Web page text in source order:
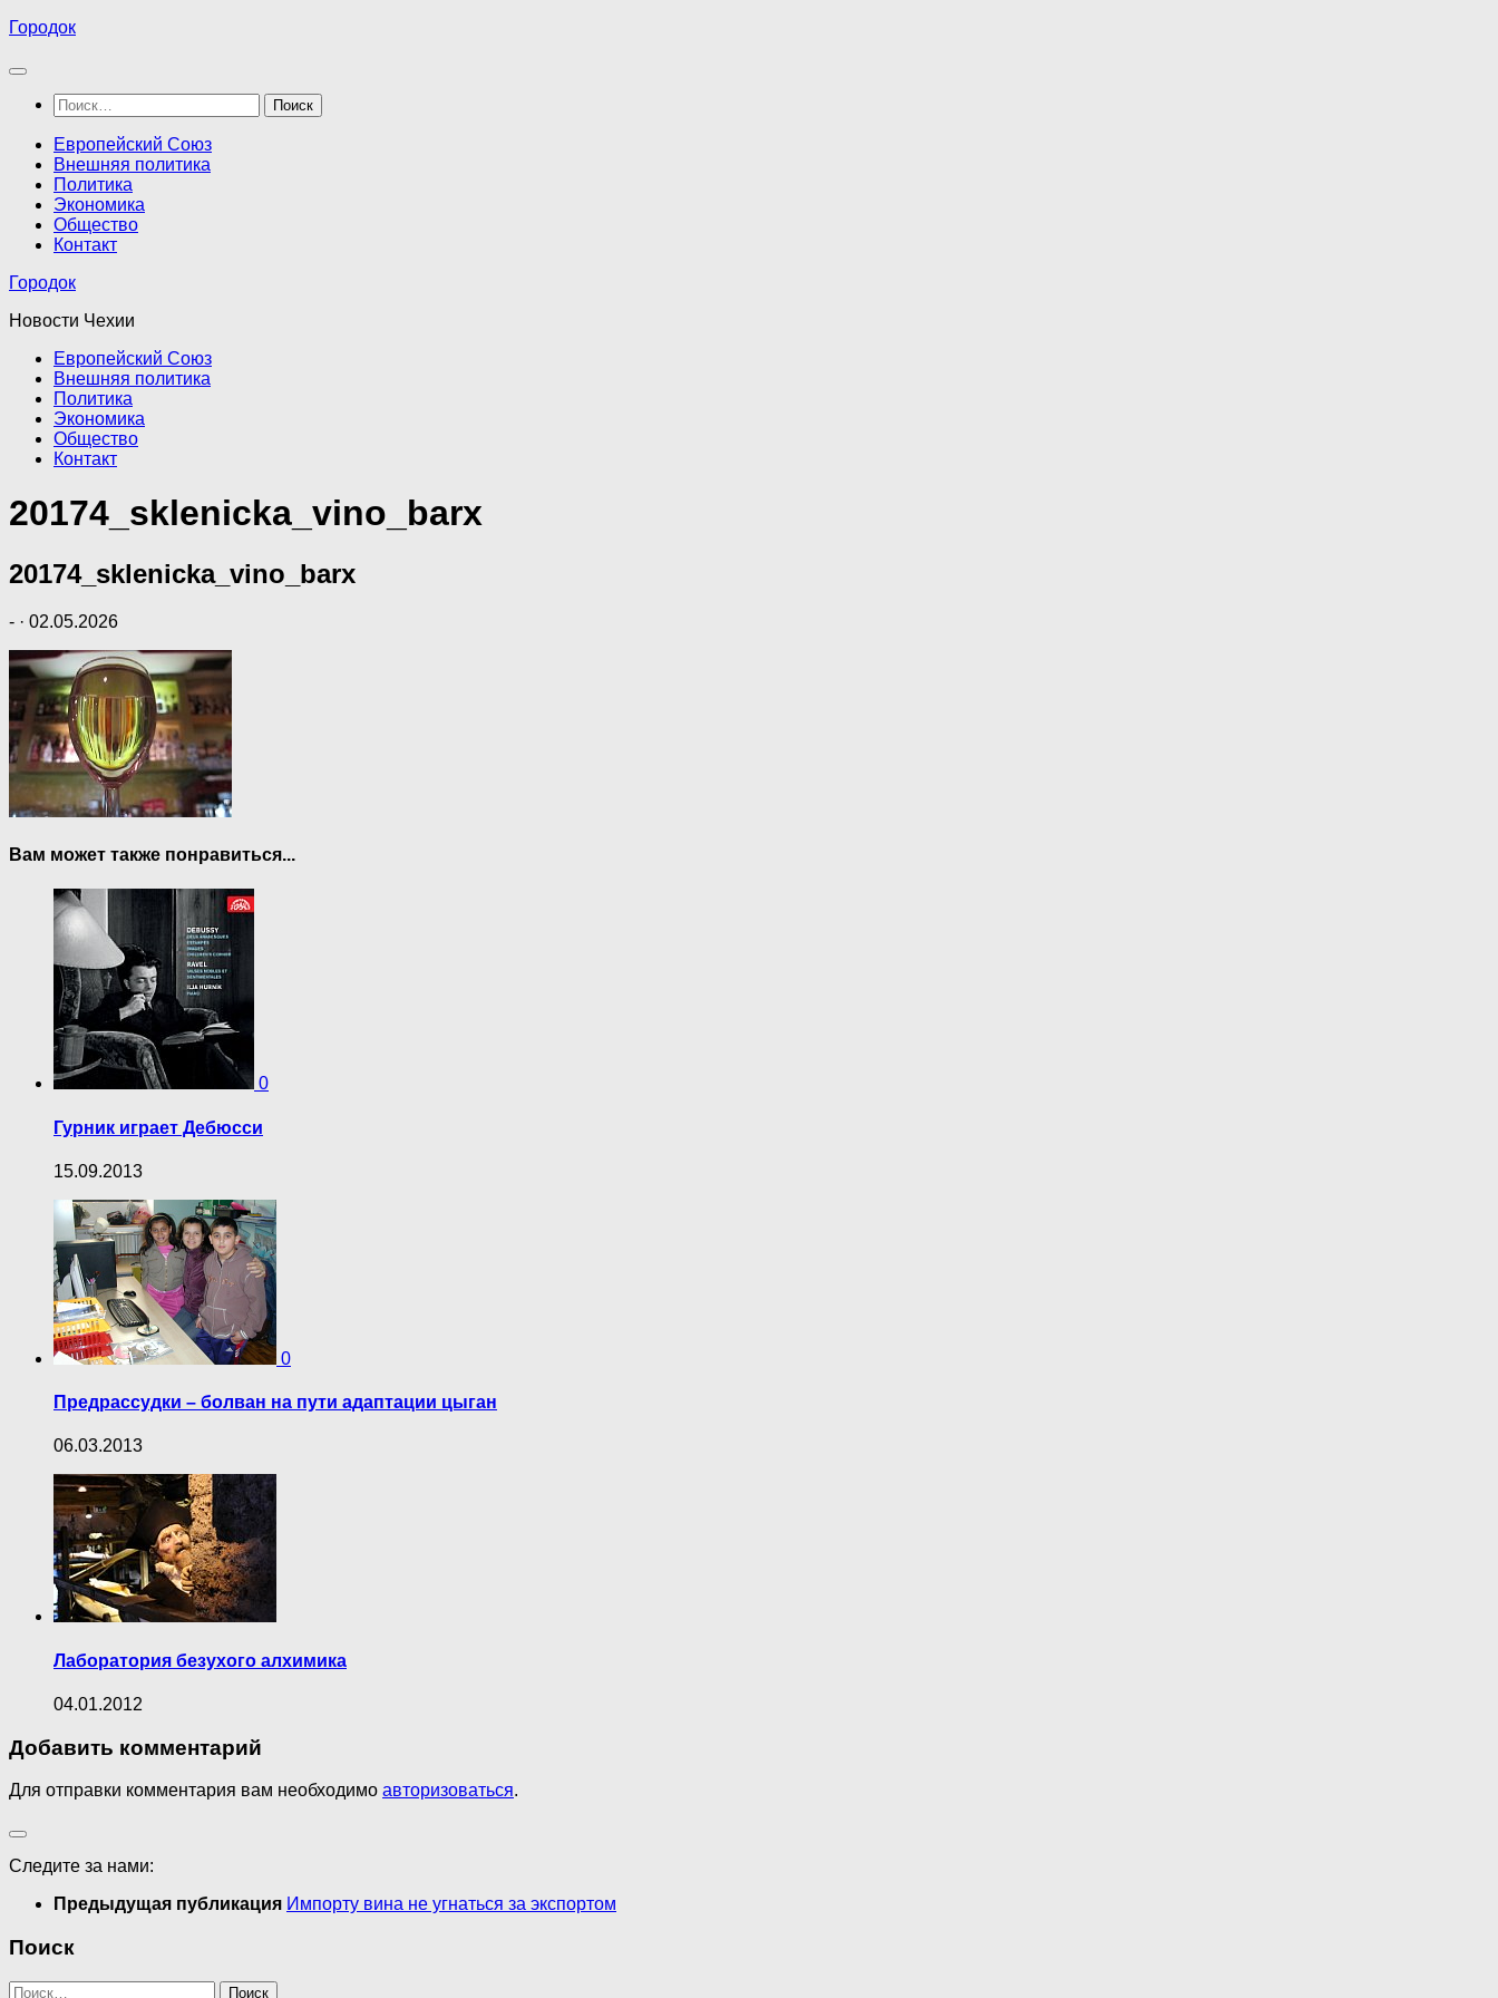
Перейти
содержимому
Городок
Найти:
Европейский Союз
Внешняя политика
Политика
Экономика
Общество
Контакт
Городок
Новости Чехии
Европейский Союз
Внешняя политика
Политика
Экономика
Общество
Контакт
20174_sklenicka_vino_barx
20174_sklenicka_vino_barx
- · 02.05.2026
Вам может также понравиться...
0
Гурник играет Дебюсси
15.09.2013
0
Предрассудки – болван на пути адаптации цыган
06.03.2013
Лаборатория безухого алхимика
04.01.2012
Добавить комментарий
Для отправки комментария вам необходимо авторизоваться.
Следите за нами:
Предыдущая публикация Импорту вина не угнаться за экспортом
Поиск
Найти: